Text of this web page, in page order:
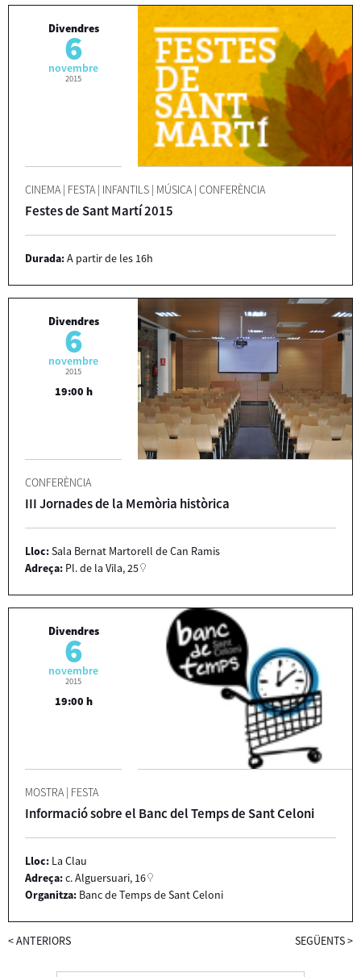
Divendres
6
novembre
2015
CINEMA | FESTA | INFANTILS | MÚSICA | CONFERÈNCIA
Festes de Sant Martí 2015
Durada:A partir de les 16h
Divendres
6
novembre
2015
19:00 h
CONFERÈNCIA
III Jornades de la Memòria històrica
Lloc:Sala Bernat Martorell de Can Ramis
Adreça: Pl. de la Vila, 25
Divendres
6
novembre
2015
19:00 h
MOSTRA | FESTA
Informació sobre el Banc del Temps de Sant Celoni
Lloc: La Clau
Adreça:c. Alguersuari, 16
Organitza: Banc de Temps de Sant Celoni
<ANTERIORS SEGÜENTS>